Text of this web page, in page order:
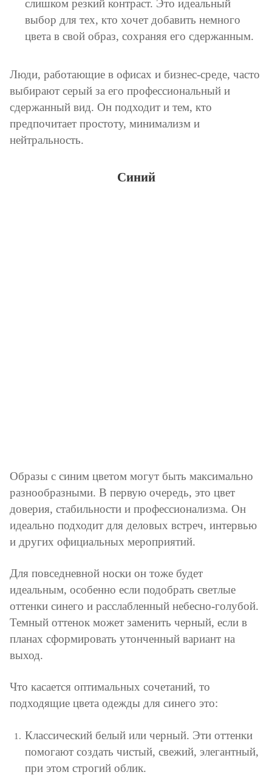
слишком резкий контраст. Это идеальный
выбор для тех, кто хочет добавить немного
цвета в свой образ, сохраняя его сдержанным.
Люди, работающие в офисах и бизнес-среде, часто
выбирают серый за его профессиональный и
сдержанный вид. Он подходит и тем, кто
предпочитает простоту, минимализм и
нейтральность.
Синий
Образы с синим цветом могут быть максимально
разнообразными. В первую очередь, это цвет
доверия, стабильности и профессионализма. Он
идеально подходит для деловых встреч, интервью
и других официальных мероприятий.
Для повседневной носки он тоже будет
идеальным, особенно если подобрать светлые
оттенки синего и расслабленный небесно-голубой.
Темный оттенок может заменить черный, если в
планах сформировать утонченный вариант на
выход.
Что касается оптимальных сочетаний, то
подходящие цвета одежды для синего это:
Классический белый или черный. Эти оттенки
помогают создать чистый, свежий, элегантный,
при этом строгий облик.